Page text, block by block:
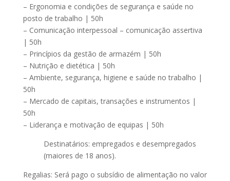
– Ergonomia e condições de segurança e saúde no
posto de trabalho | 50h
– Comunicação interpessoal – comunicação assertiva
| 50h
– Princípios da gestão de armazém | 50h
– Nutrição e dietética | 50h
– Ambiente, segurança, higiene e saúde no trabalho |
50h
– Mercado de capitais, transações e instrumentos |
50h
– Liderança e motivação de equipas | 50h
Destinatários: empregados e desempregados
(maiores de 18 anos).
Regalias: Será pago o subsídio de alimentação no valor